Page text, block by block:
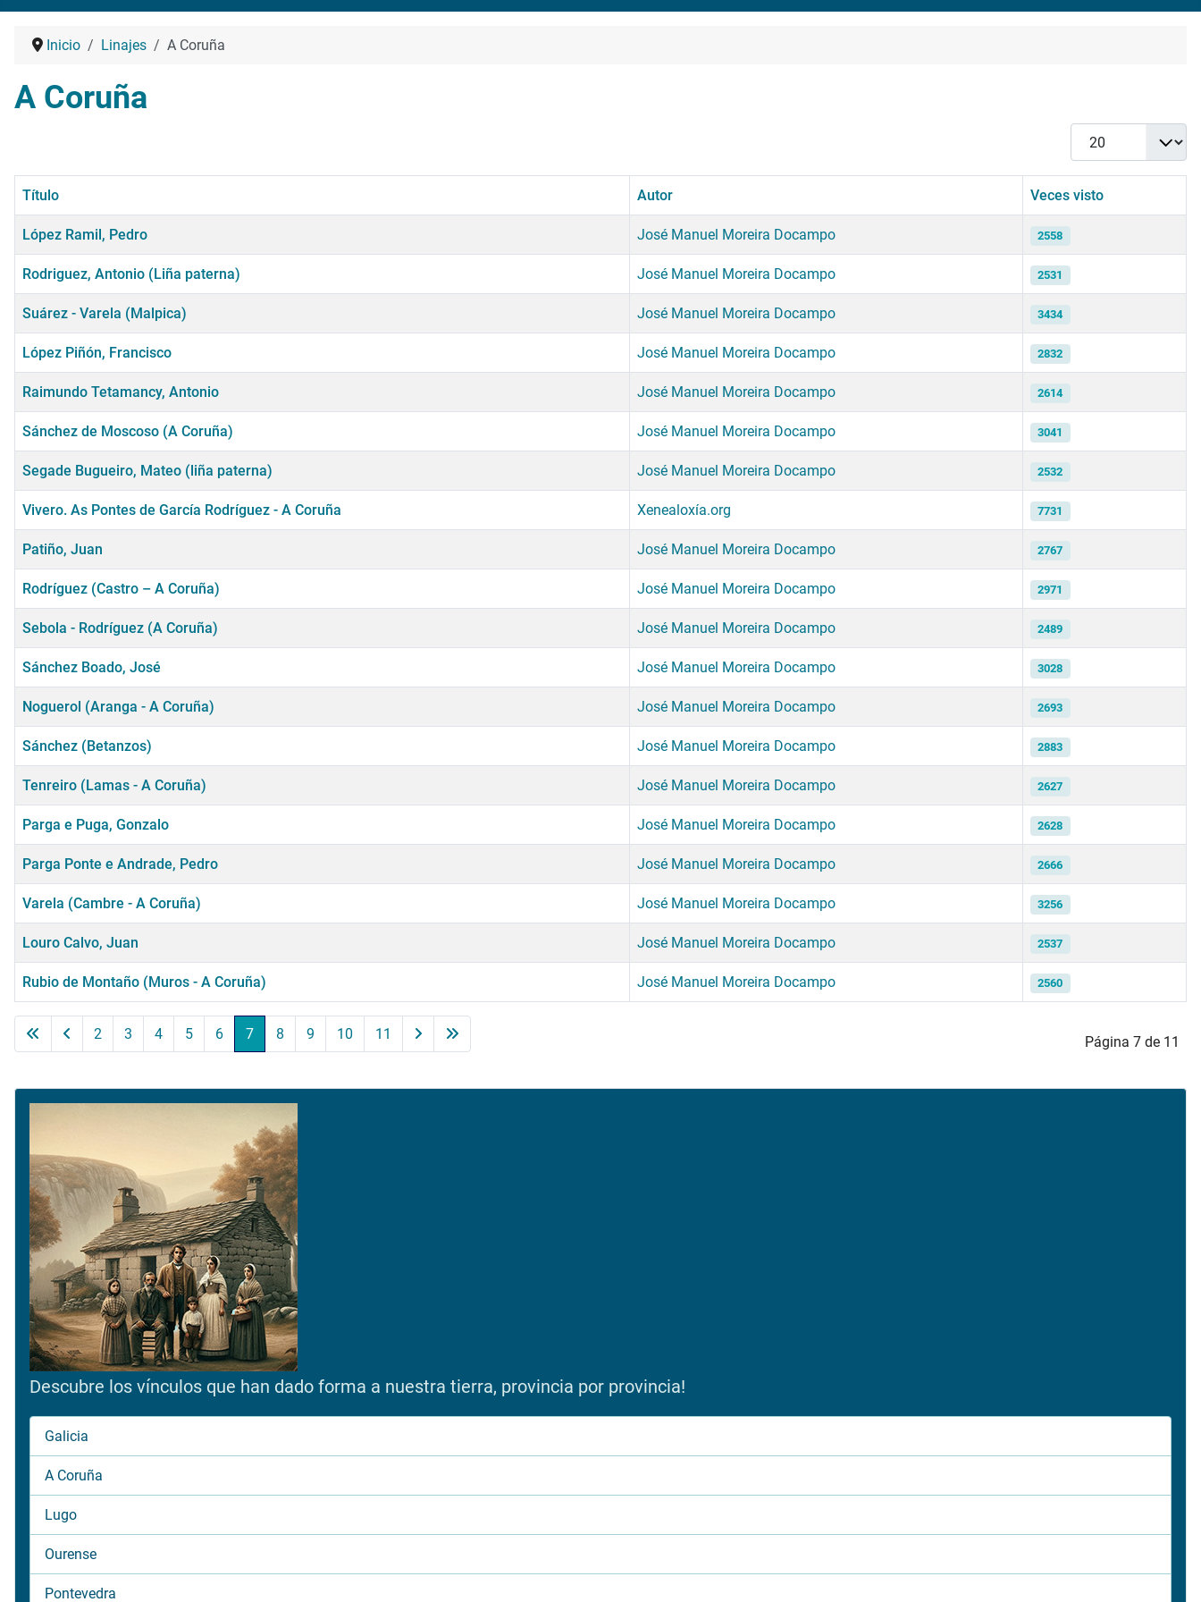
Inicio Linajes A Coruña
A Coruña
Cantidad
Artículos
Título Autor Veces visto
López Ramil, Pedro José Manuel Moreira Docampo 2558
Rodriguez, Antonio (Liña paterna) José Manuel Moreira Docampo 2531
Suárez - Varela (Malpica) José Manuel Moreira Docampo 3434
López Piñón, Francisco José Manuel Moreira Docampo 2832
Raimundo Tetamancy, Antonio José Manuel Moreira Docampo 2614
Sánchez de Moscoso (A Coruña) José Manuel Moreira Docampo 3041
Segade Bugueiro, Mateo (liña paterna) José Manuel Moreira Docampo 2532
Vivero. As Pontes de García Rodríguez - A Coruña Xenealoxía.org 7731
Patiño, Juan José Manuel Moreira Docampo 2767
Rodríguez (Castro – A Coruña) José Manuel Moreira Docampo 2971
Sebola - Rodríguez (A Coruña) José Manuel Moreira Docampo 2489
Sánchez Boado, José José Manuel Moreira Docampo 3028
Noguerol (Aranga - A Coruña) José Manuel Moreira Docampo 2693
Sánchez (Betanzos) José Manuel Moreira Docampo 2883
Tenreiro (Lamas - A Coruña) José Manuel Moreira Docampo 2627
Parga e Puga, Gonzalo José Manuel Moreira Docampo 2628
Parga Ponte e Andrade, Pedro José Manuel Moreira Docampo 2666
Varela (Cambre - A Coruña) José Manuel Moreira Docampo 3256
Louro Calvo, Juan José Manuel Moreira Docampo 2537
Rubio de Montaño (Muros - A Coruña) José Manuel Moreira Docampo 2560
Página 7 de 11
2 3 4 5 6 7 8 9 10 11
Descubre los vínculos que han dado forma a nuestra tierra, provincia por provincia!
Galicia
A Coruña
Lugo
Ourense
Pontevedra